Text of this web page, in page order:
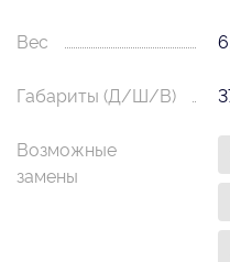
Вес
Габариты (Д/Ш/В)
Возможные
замены